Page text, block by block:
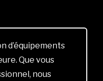
d’équipements
Que vous
nous